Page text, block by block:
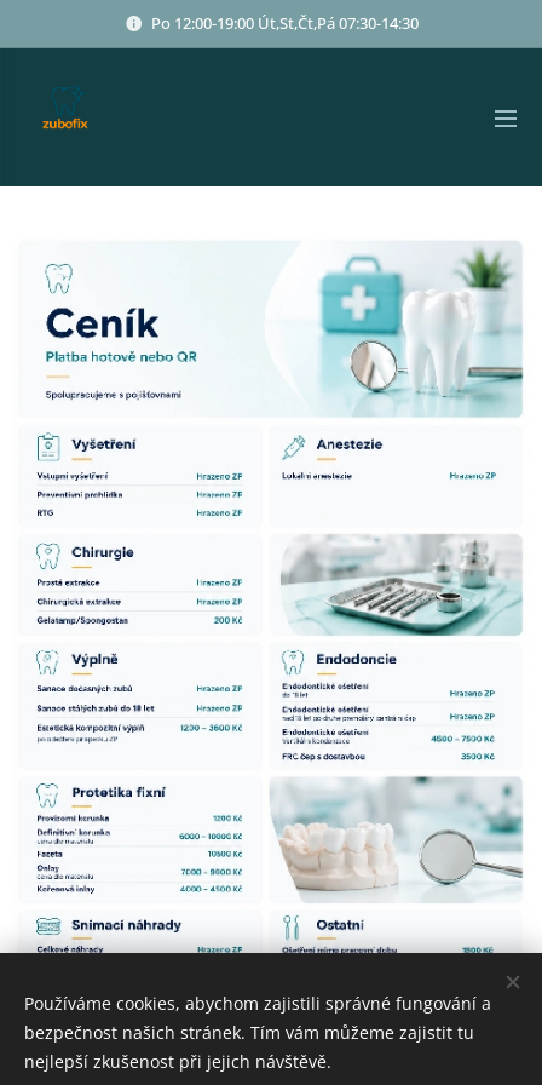
Po 12:00-19:00 Út,St,Čt,Pá 07:30-14:30
Používáme cookies, abychom zajistili správné fungování a
bezpečnost našich stránek. Tím vám můžeme zajistit tu
nejlepší zkušenost při jejich návštěvě.